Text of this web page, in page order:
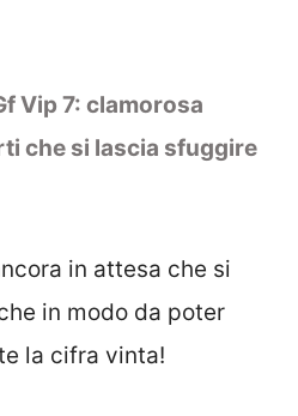
Vip 7: clamorosa
che si lascia sfuggire
in attesa che si
in modo da poter
la cifra vinta!